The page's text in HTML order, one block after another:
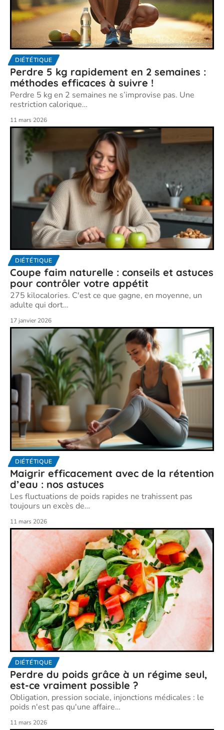
DIÉTÉTIQUE
Perdre 5 kg rapidement en 2 semaines :
méthodes efficaces à suivre !
Perdre 5 kg en 2 semaines ne s’improvise pas. Une
restriction calorique…
11 mars 2026
DIÉTÉTIQUE
Coupe faim naturelle : conseils et astuces
pour contrôler votre appétit
275 kilocalories. C'est ce que gagne, en moyenne, un
adulte qui dort…
17 janvier 2026
DIÉTÉTIQUE
Maigrir efficacement avec de la rétention
d’eau : nos astuces
Les fluctuations de poids rapides ne trahissent pas
toujours un excès de…
11 mars 2026
DIÉTÉTIQUE
Perdre du poids grâce à un régime seul,
est-ce vraiment possible ?
Obligation, pression sociale, injonctions médicales : le
poids n'est pas qu'une affaire…
11 mars 2026